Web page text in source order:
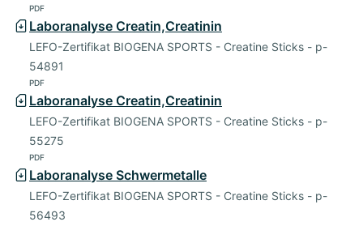
PDF
Laboranalyse Creatin,Creatinin
LEFO-Zertifikat BIOGENA SPORTS - Creatine Sticks - p-
54891
PDF
Laboranalyse Creatin,Creatinin
LEFO-Zertifikat BIOGENA SPORTS - Creatine Sticks - p-
55275
PDF
Laboranalyse Schwermetalle
LEFO-Zertifikat BIOGENA SPORTS - Creatine Sticks - p-
56493